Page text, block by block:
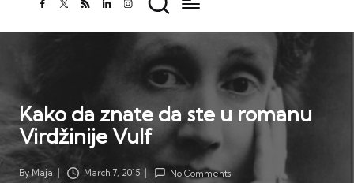
facebook.com
twitter.com
rss.comlinkedin.com
instagram.com
Kako da znate da ste u romanu
Virdžinije Vulf
Posted
ByMaja March 7, 2015 No Comments